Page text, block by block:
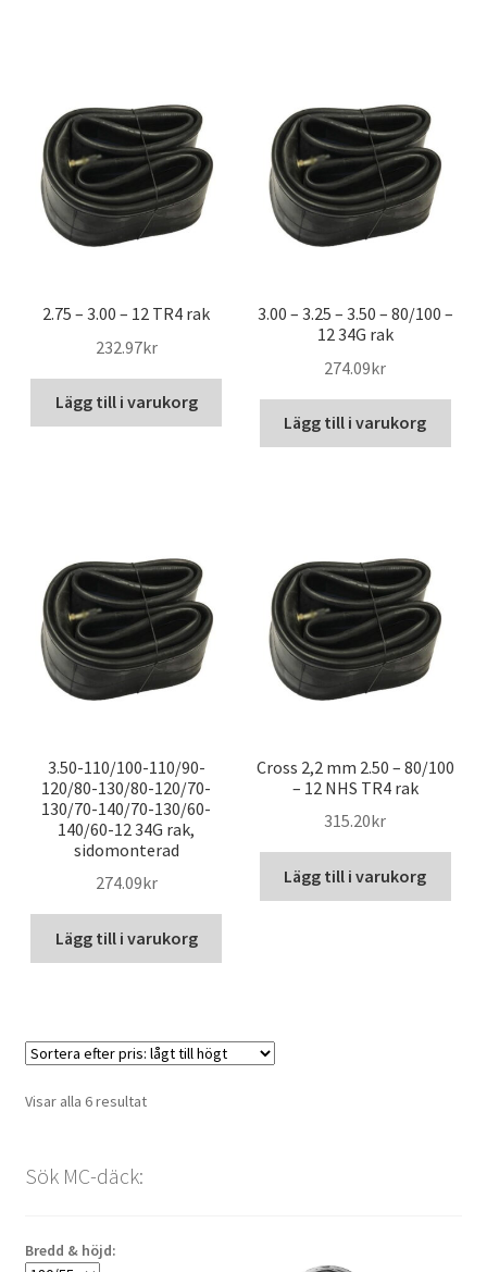
2.75 – 3.00 – 12 TR4 rak
232.97kr
Lägg till i varukorg
3.00 – 3.25 – 3.50 – 80/100 –
12 34G rak
274.09kr
Lägg till i varukorg
3.50-110/100-110/90-
120/80-130/80-120/70-
130/70-140/70-130/60-
140/60-12 34G rak,
sidomonterad
274.09kr
Lägg till i varukorg
Cross 2,2 mm 2.50 – 80/100
– 12 NHS TR4 rak
315.20kr
Lägg till i varukorg
Visar alla 6 resultatSorterade
Sök MC-däck:
Bredd & höjd: